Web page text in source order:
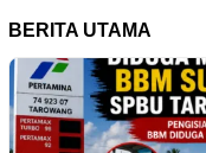
BERITA UTAMA